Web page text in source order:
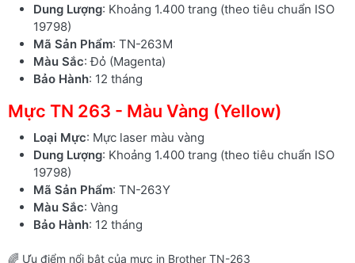
Dung Lượng: Khoảng 1.400 trang (theo tiêu chuẩn ISO
19798)
Mã Sản Phẩm: TN-263M
Màu Sắc: Đỏ (Magenta)
Bảo Hành: 12 tháng
Mực TN 263 - Màu Vàng (Yellow)
Loại Mực: Mực laser màu vàng
Dung Lượng: Khoảng 1.400 trang (theo tiêu chuẩn ISO
19798)
Mã Sản Phẩm: TN-263Y
Màu Sắc: Vàng
Bảo Hành: 12 tháng
🌈 Ưu điểm nổi bật của mực in Brother TN-263